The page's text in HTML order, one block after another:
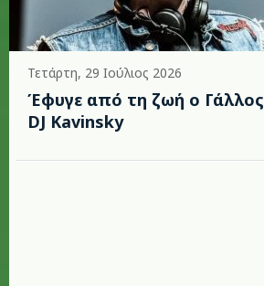
Τετάρτη, 29 Ιούλιος 2026
Έφυγε από τη ζωή ο Γάλλος
DJ Kavinsky